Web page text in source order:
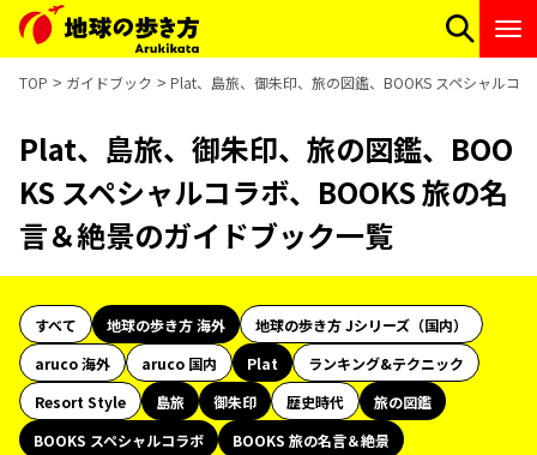
TOP ガイドブック Plat、島旅、御朱印、旅の図鑑、BOOKS スペシャルコ
Plat、島旅、御朱印、旅の図鑑、BOO
KS スペシャルコラボ、BOOKS 旅の名
言＆絶景のガイドブック一覧
すべて 地球の歩き方 海外
地球の歩き方 Jシリーズ（国内）
aruco 海外
aruco 国内 Plat
ランキング&テクニック
Resort Style
島旅 御朱印 歴史時代
旅の図鑑
BOOKS スペシャルコラボ
BOOKS 旅の名言＆絶景